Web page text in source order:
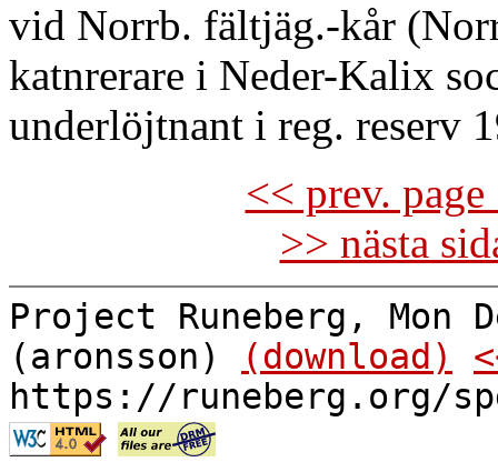
vid Norrb. fältjäg.-kår
katnrerare i Neder-Kalix
underlöjtnant i reg. reserv
<< prev.
>> nästa
Project Runeberg, Mon
(aronsson)
(download)
https://runeberg.org/